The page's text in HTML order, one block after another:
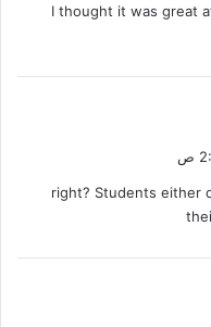
I thought it was great
right? Students either